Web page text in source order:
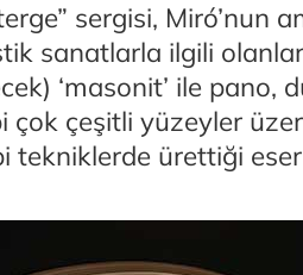
sergisi, Miró’nun
sanatlarla ilgili
‘masonit’ ile pano,
çok çeşitli yüzeyler
tekniklerde ürettiği